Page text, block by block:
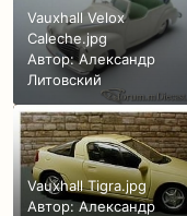
Vauxhall Velox
Caleche.jpg
Автор:Александр
Литовский
Vauxhall Tigra.jpg
Автор:Александр